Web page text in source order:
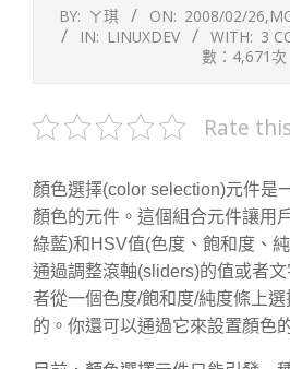
BY: ㄚ琪 ON: 2008/02/26
IN: LINUXDEV WITH: 3
數：4,671次
Rate
顏色選擇(color selection)元件是
顏色的元件。這個組合元件讓用
綠藍)和HSV值(色度、飽和度、
通過調整滾軸(sliders)的值或者
者從一個色度/飽和度/純度條上
的。你還可以通過它來設置顏色